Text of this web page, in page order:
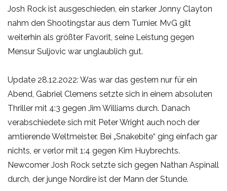
Josh Rock ist ausgeschieden, ein starker Jonny Clayton
nahm den Shootingstar aus dem Turnier. MvG gilt
weiterhin als größter Favorit, seine Leistung gegen
Mensur Suljovic war unglaublich gut.
Update 28.12.2022: Was war das gestern nur für ein
Abend, Gabriel Clemens setzte sich in einem absoluten
Thriller mit 4:3 gegen Jim Williams durch. Danach
verabschiedete sich mit Peter Wright auch noch der
amtierende Weltmeister. Bei „Snakebite“ ging einfach gar
nichts, er verlor mit 1:4 gegen Kim Huybrechts.
Newcomer Josh Rock setzte sich gegen Nathan Aspinall
durch, der junge Nordire ist der Mann der Stunde.